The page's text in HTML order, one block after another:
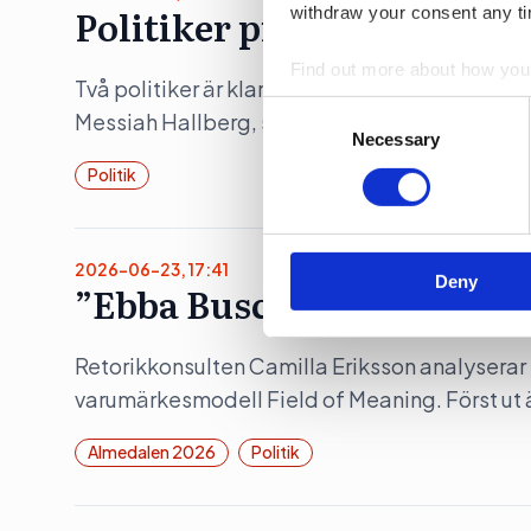
withdraw your consent any
Find out more about how
information about your use
other information that
Necessary
Deny
Politiker pratar på Way
Två politiker är klara när musikfestivalen
Messiah Hallberg, som vanligtvis leder
Politik
2026-06-23, 17:41
”Ebba Buschs
Retorikkonsulten Camilla Eriksson
varumärkesmodell Field of Meaning. Först ut
Almedalen 2026 Politik